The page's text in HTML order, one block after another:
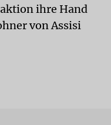
ihre Hand
von Assisi